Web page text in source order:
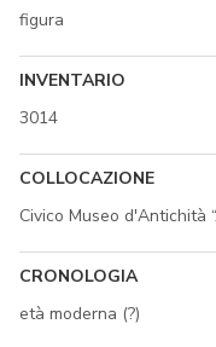
figura
INVENTARIO
3014
COLLOCAZIONE
Civico Museo d'Antichità
CRONOLOGIA
età moderna (?)